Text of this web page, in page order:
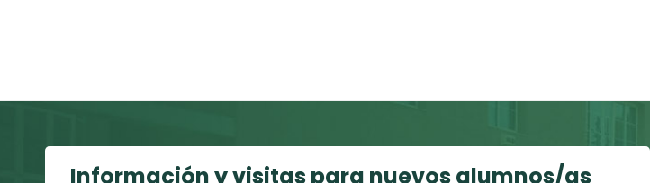
Información y visitas para nuevos alumnos/as